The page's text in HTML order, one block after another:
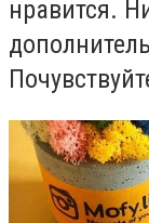
нравится.